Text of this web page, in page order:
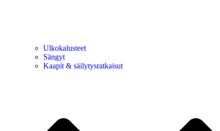
Ulkokalusteet
Sängyt
Kaapit & säilytysratkaisut